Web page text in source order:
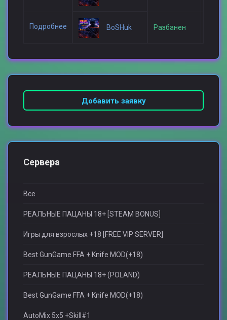
Подробнее BoSHuk Разбанен
Добавить заявку
Сервера
Все
РЕАЛЬНЫЕ ПАЦАНЫ 18+ [STEAM BONUS]
Игры для взрослыx +18 [FREE VIP SERVER]
Best GunGame FFA + Knife MOD(+18)
РЕАЛЬНЫЕ ПАЦАНЫ 18+ (POLAND)
Best GunGame FFA + Knife MOD(+18)
AutoMix 5x5 +Skill#1